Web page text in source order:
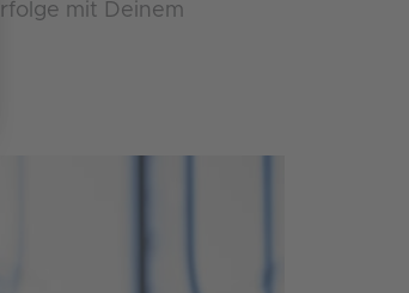
mit Deinem